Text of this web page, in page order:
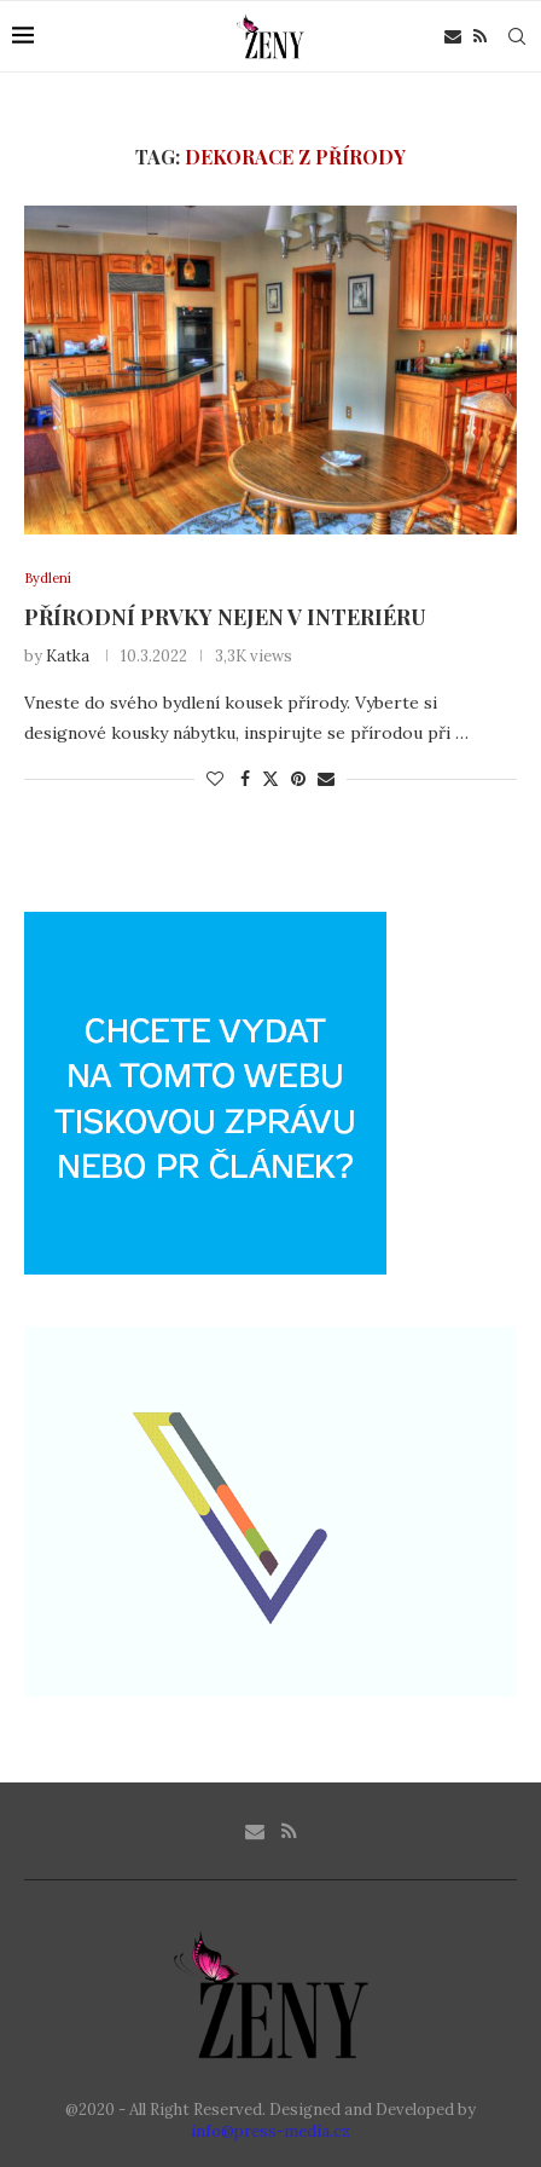
TAG: DEKORACE Z PŘÍRODY
Bydlení
PŘÍRODNÍ PRVKY NEJEN V INTERIÉRU
by Katka 10.3.2022 3,3K views
Vneste do svého bydlení kousek přírody. Vyberte si
designové kousky nábytku, inspirujte se přírodou při …
@2020 - All Right Reserved. Designed and Developed by
info@press-media.cz